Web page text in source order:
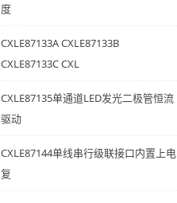
度
CXLE87133A CXLE87133B
CXLE87133C CXL
CXLE87135单通道LED发光二极管恒流
驱动
CXLE87144单线串行级联接口内置上电
复